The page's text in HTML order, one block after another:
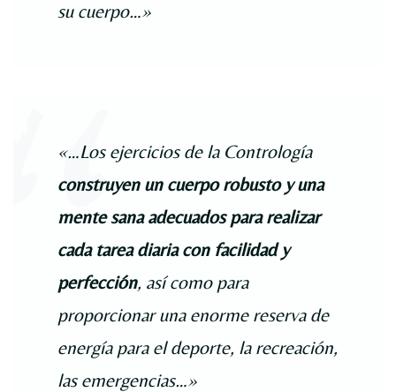
su cuerpo…»
«…Los ejercicios de la Contrología
construyen un cuerpo robusto y una
mente sana adecuados para realizar
cada tarea diaria con facilidad y
perfección, así como para
proporcionar una enorme reserva de
energía para el deporte, la recreación,
las emergencias…»